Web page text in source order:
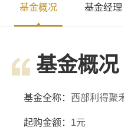
基金概况 基金经理
基金概况
基金全称： 西部利得聚
起购金额： 1元